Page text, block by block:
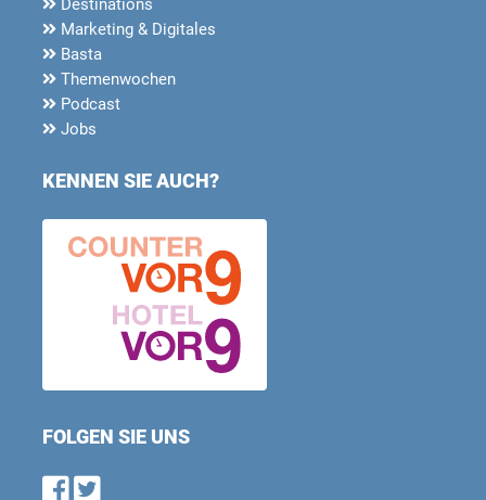
Destinations
Marketing & Digitales
Basta
Themenwochen
Podcast
Jobs
KENNEN SIE AUCH?
FOLGEN SIE UNS
Find us on Facebook
Follow us on Twitter